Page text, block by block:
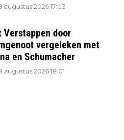
augustus 2026 17:03
Verstappen door
vergeleken met
en Schumacher
augustus 2026 18:01